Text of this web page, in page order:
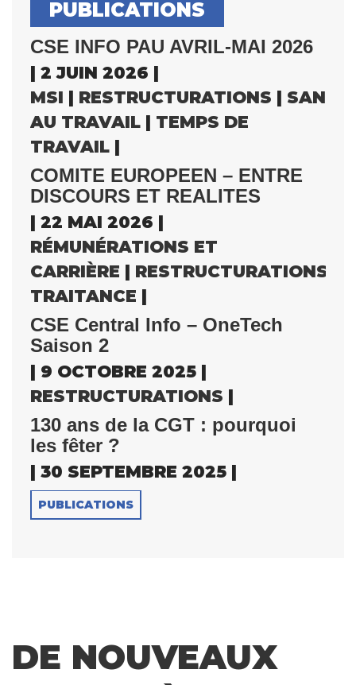
PUBLICATIONS
CSE INFO PAU AVRIL-MAI 2026
| 2 JUIN 2026 |
MSI | RESTRUCTURATIONS | SANTÉ
AU TRAVAIL | TEMPS DE
TRAVAIL |
COMITE EUROPEEN – ENTRE
DISCOURS ET REALITES
| 22 MAI 2026 |
RÉMUNÉRATIONS ET
CARRIÈRE | RESTRUCTURATIONS
TRAITANCE |
CSE Central Info – OneTech
Saison 2
| 9 OCTOBRE 2025 |
RESTRUCTURATIONS |
130 ans de la CGT : pourquoi
les fêter ?
| 30 SEPTEMBRE 2025 |
PUBLICATIONS
DE NOUVEAUX